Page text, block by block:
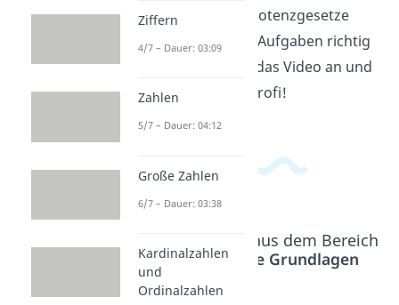
Schritt, wie du die Potenzgesetze
anwendest, um die Aufgaben richtig
zu lösen. Schau dir das Video an und
werde zum Matheprofi!
Beliebte Inhalte aus dem Bereich
Mathematische Grundlagen
Ziffern
4/7 – Dauer: 03:09
Zahlen
5/7 – Dauer: 04:12
Große Zahlen
6/7 – Dauer: 03:38
Kardinalzahlen
und
Ordinalzahlen